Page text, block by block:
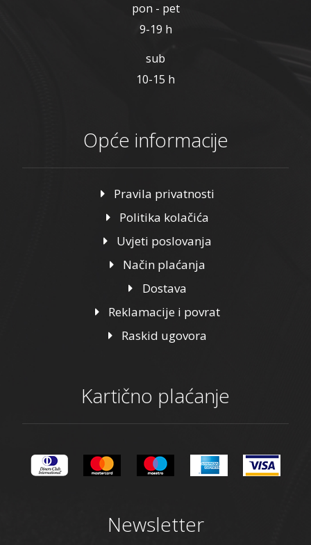
pon - pet
9-19 h
sub
10-15 h
Opće informacije
Pravila privatnosti
Politika kolačića
Uvjeti poslovanja
Način plaćanja
Dostava
Reklamacije i povrat
Raskid ugovora
Kartično plaćanje
Newsletter